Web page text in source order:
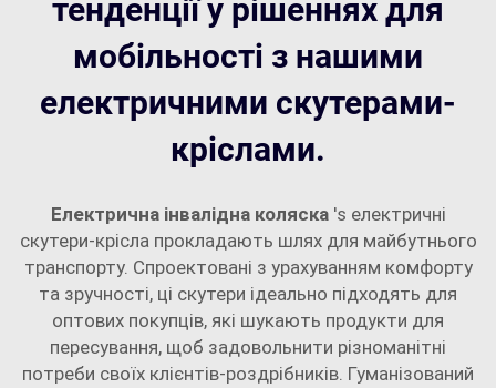
тенденції у рішеннях для
мобільності з нашими
електричними скутерами-
кріслами.
Електрична інвалідна коляска 's електричні
скутери-крісла прокладають шлях для майбутнього
транспорту. Спроектовані з урахуванням комфорту
та зручності, ці скутери ідеально підходять для
оптових покупців, які шукають продукти для
пересування, щоб задовольнити різноманітні
потреби своїх клієнтів-роздрібників. Гуманізований